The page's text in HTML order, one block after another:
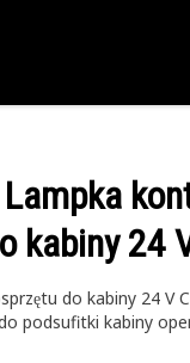
kabiny 24
do kabiny 24 V
podsufitki kabiny